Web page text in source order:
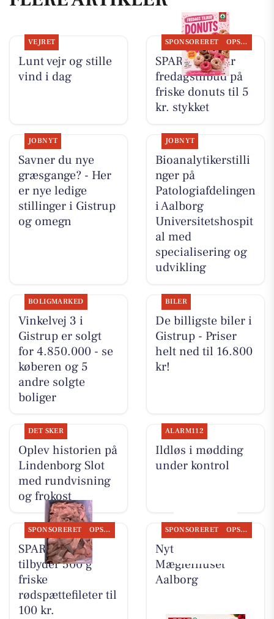
VEJRET
Lunt vejr og stille
vind i dag
SPONSORERET OPSLAGSTAVLEN
SPAR Visse har
fredagstilbud på
friske donuts til 5
kr. stykket
JOBNYT
Savner du nye
græsgange? - Her
er nye ledige
stillinger i Gistrup
og omegn
JOBNYT
Bioanalytikerstilli
nger på
Patologiafdelingen
i Aalborg
Universitetshospit
al med
specialisering og
udvikling
BOLIGMARKED
Vinkelvej 3 i
Gistrup er solgt
for 4.850.000 - se
køberen og 5
andre solgte
boliger
BILER
De billigste biler i
Gistrup - Priser
helt ned til 16.800
kr!
DET SKER
Oplev historien på
Lindenborg Slot
med rundvisning
og frokost
ALARM112
Ildløs i mødding
under kontrol
SPONSORERET OPSLAGSTAVLEN
SPAR Visse
tilbyder 500 g
friske
rødspættefileter til
100 kr.
SPONSORERET OPSLAGSTAVLEN
Nyt fra
Mæglerhuset
Aalborg